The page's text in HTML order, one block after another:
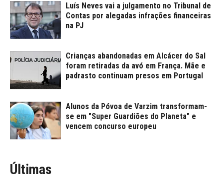
Luís Neves vai a julgamento no Tribunal de
Contas por alegadas infrações financeiras
na PJ
Crianças abandonadas em Alcácer do Sal
foram retiradas da avó em França. Mãe e
padrasto continuam presos em Portugal
Alunos da Póvoa de Varzim transformam-
se em "Super Guardiões do Planeta" e
vencem concurso europeu
Últimas